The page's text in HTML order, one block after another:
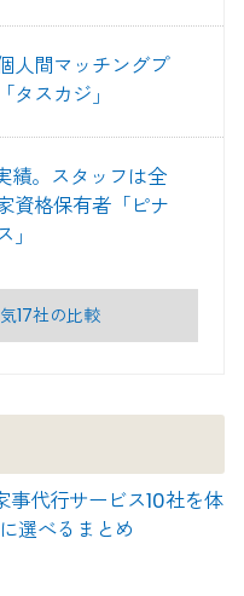
人間マッチングプ
タスカジ」
績。スタッフは全
資格保有者「ピナ
17社の比較
事代行サービス10社を体
選べるまとめ